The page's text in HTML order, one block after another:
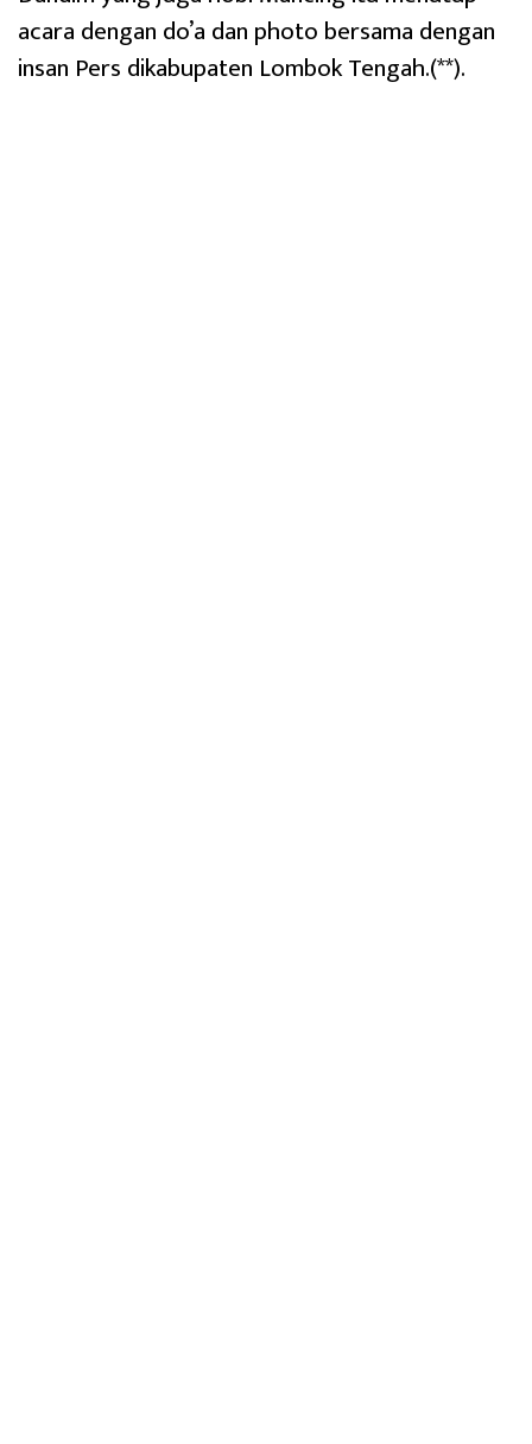
acara dengan do’a dan photo bersama dengan
insan Pers dikabupaten Lombok Tengah.(**).